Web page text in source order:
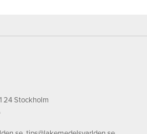
24 Stockholm